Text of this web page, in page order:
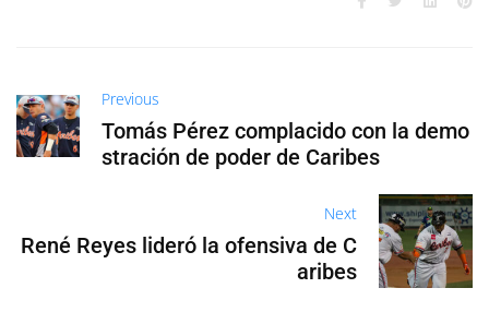
Previous
Tomás Pérez complacido con la demo
stración de poder de Caribes
Next
René Reyes lideró la ofensiva de C
aribes